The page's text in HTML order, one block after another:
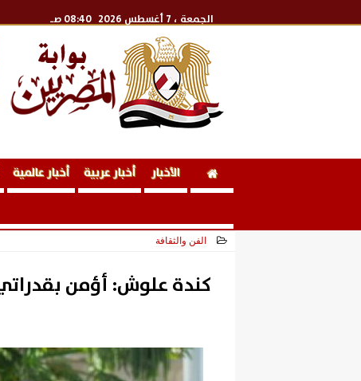
الجمعة ، 7 أغسطس 2026 08:40 صـ
الأخبار أخبار عربية أخبار عالمية
الفن والثقافة
كندة علوش: أؤمن